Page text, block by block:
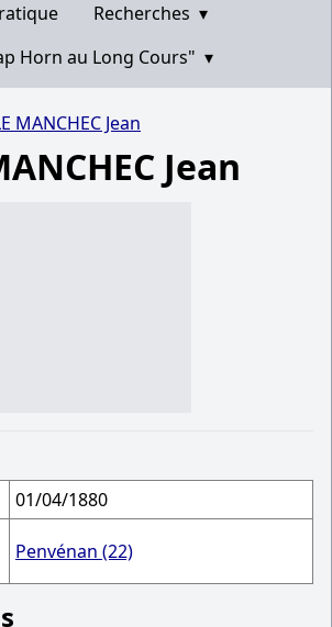
Recherches ▾
Horn au Long Cours" ▾
MANCHEC Jean
Jean
01/04/1880
Penvénan (22)